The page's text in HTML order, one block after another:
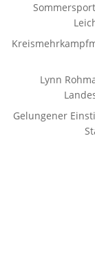
Lynn
Gelungener